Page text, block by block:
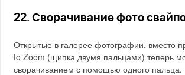
22. Сворачивание фото
Открытые в галерее фотографии, вместо
to Zoom (щипка двумя пальцами) теперь
сворачиванием с помощью одного пальца.